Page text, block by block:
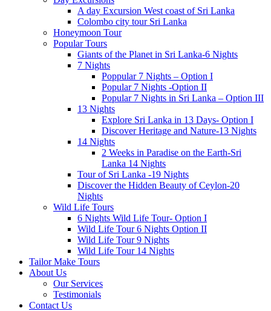
A day Excursion West coast of Sri Lanka
Colombo city tour Sri Lanka
Honeymoon Tour
Popular Tours
Giants of the Planet in Sri Lanka-6 Nights
7 Nights
Poppular 7 Nights – Option I
Popular 7 Nights -Option II
Popular 7 Nights in Sri Lanka – Option III
13 Nights
Explore Sri Lanka in 13 Days- Option I
Discover Heritage and Nature-13 Nights
14 Nights
2 Weeks in Paradise on the Earth-Sri
Lanka 14 Nights
Tour of Sri Lanka -19 Nights
Discover the Hidden Beauty of Ceylon-20
Nights
Wild Life Tours
6 Nights Wild Life Tour- Option I
Wild Life Tour 6 Nights Option II
Wild Life Tour 9 Nights
Wild Life Tour 14 Nights
Tailor Make Tours
About Us
Our Services
Testimonials
Contact Us